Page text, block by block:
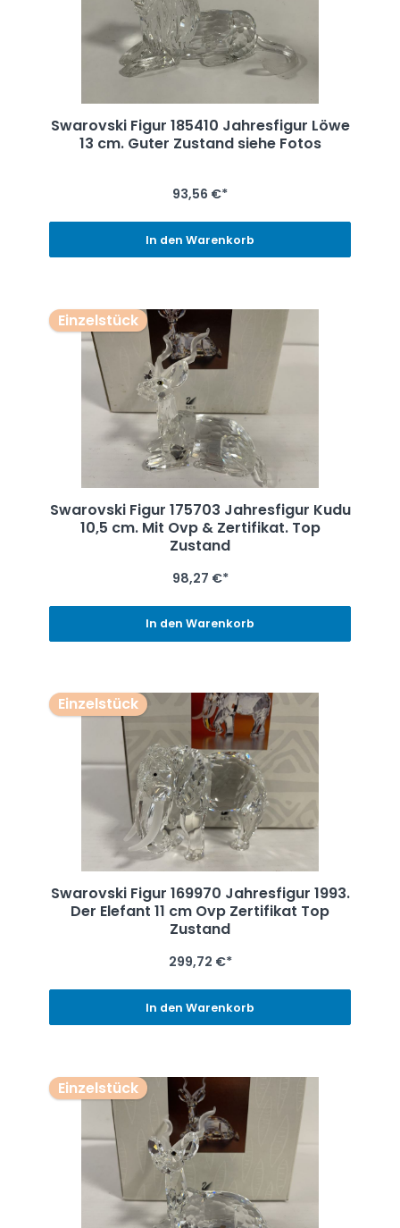
Swarovski Figur 185410 Jahresfigur Löwe
13 cm. Guter Zustand siehe Fotos
93,56 €*
In den Warenkorb
Einzelstück
Swarovski Figur 175703 Jahresfigur Kudu
10,5 cm. Mit Ovp & Zertifikat. Top
Zustand
98,27 €*
In den Warenkorb
Einzelstück
Swarovski Figur 169970 Jahresfigur 1993.
Der Elefant 11 cm Ovp Zertifikat Top
Zustand
299,72 €*
In den Warenkorb
Einzelstück